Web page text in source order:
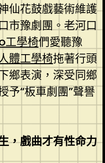
仙花鼓戲藝術維護
市豫劇團。老河口
工學椅們愛聽豫
體工學椅拖著行頭
鄉表演，深受同鄉
予“板車劇團”聲譽
，戲曲才有性命力